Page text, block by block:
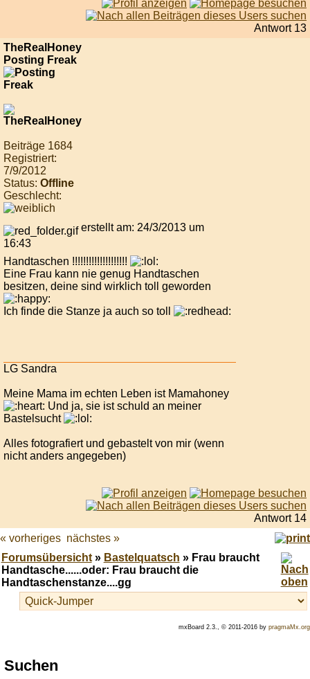
Antwort 13
TheRealHoney
Posting Freak
Beiträge 1684
Registriert:
7/9/2012
Status: Offline
Geschlecht:
erstellt am: 24/3/2013 um
16:43
Handtaschen !!!!!!!!!!!!!!!!!!!!
Eine Frau kann nie genug Handtaschen
besitzen, deine sind wirklich toll geworden
Ich finde die Stanze ja auch so toll
LG Sandra
Meine Mama im echten Leben ist Mamahoney
Und ja, sie ist schuld an meiner
Bastelsucht
Alles fotografiert und gebastelt von mir (wenn
nicht anders angegeben)
Antwort 14
« vorheriges nächstes »
Forumsübersicht» Bastelquatsch » Frau braucht
Handtasche......oder: Frau braucht die
Handtaschenstanze....gg
mxBoard 2.3., © 2011-2016 by pragmaMx.org
Play
best
Suchen